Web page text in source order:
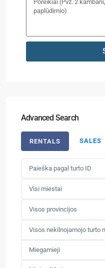
Advanced Search
RENTALS SALES
Visi miestai
Visos provincijos
Visos nekilnojamojo turto